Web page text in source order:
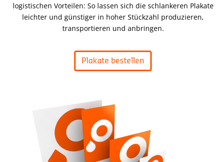
logistischen Vorteilen: So lassen sich die schlankeren Plakate
leichter und günstiger in hoher Stückzahl produzieren,
transportieren und anbringen.
Plakate bestellen